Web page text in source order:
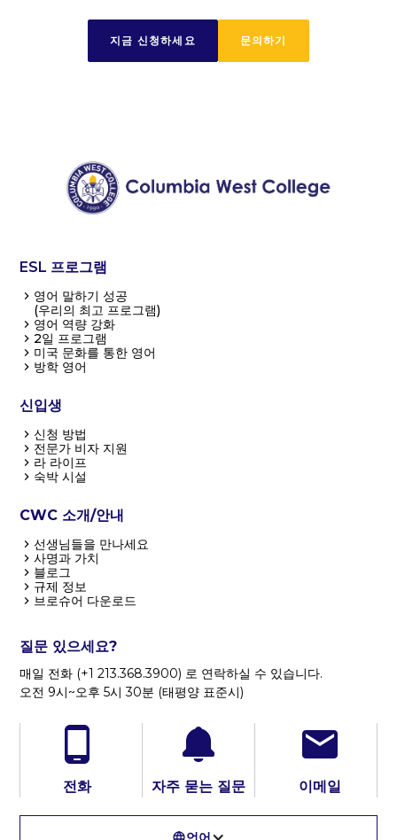
지금 신청하세요 문의하기
ESL 프로그램
영어 말하기 성공
(우리의 최고 프로그램)
영어 역량 강화
2일 프로그램
미국 문화를 통한 영어
방학 영어
신입생
신청 방법
전문가 비자 지원
라 라이프
숙박 시설
CWC 소개/안내
선생님들을 만나세요
사명과 가치
블로그
규제 정보
브로슈어 다운로드
질문 있으세요?
매일 전화 (+1 213.368.3900) 로 연락하실 수 있습니다.
오전 9시~오후 5시 30분 (태평양 표준시)
전화 자주 묻는 질문 이메일